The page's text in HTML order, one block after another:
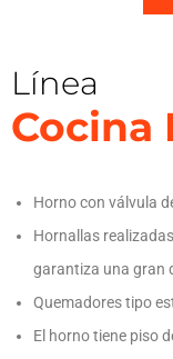
Línea
Cocina
Horno con válvula
Hornallas
garantiza una gran
Quemadores tipo
El horno tiene piso